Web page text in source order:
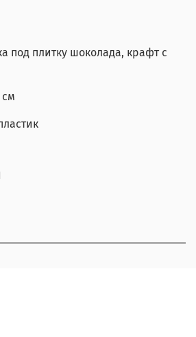
под плитку шоколада, крафт с
см